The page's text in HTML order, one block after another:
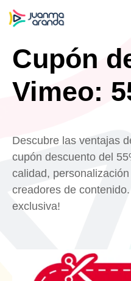
Saltar
Cupón
Vimeo:
Descubre las ventajas
cupón descuento del
calidad,
creadores de
exclusiva!